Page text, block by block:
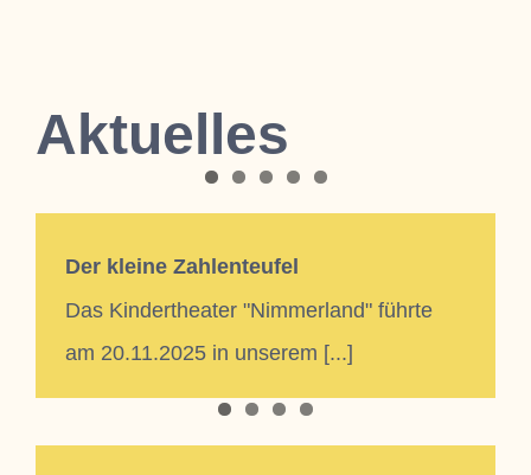
Aktuelles
Der kleine Zahlenteufel
Das Kindertheater "Nimmerland" führte
am 20.11.2025 in unserem [...]